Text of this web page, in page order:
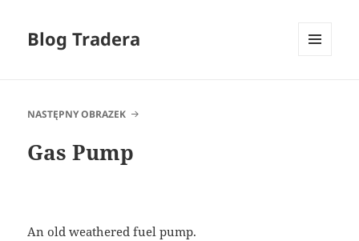
Blog Tradera
NASTĘPNY OBRAZEK
Gas Pump
An old weathered fuel pump.